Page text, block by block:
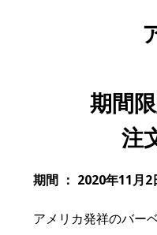
期間
注
期間 ： 2020年11月
アメリカ発祥のバー